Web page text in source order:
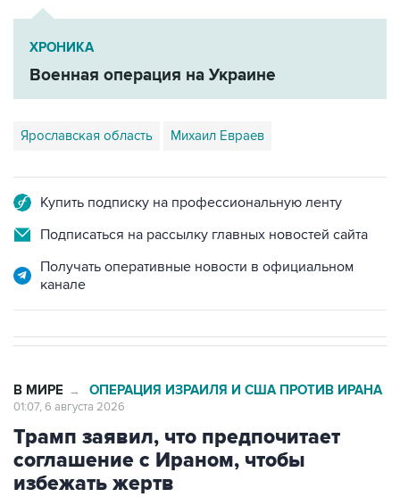
ХРОНИКА
Военная операция на Украине
Ярославская область Михаил Евраев
Купить подписку на профессиональную ленту
Подписаться на рассылку главных новостей сайта
Получать оперативные новости в официальном
канале
В МИРЕ → ОПЕРАЦИЯ ИЗРАИЛЯ И США ПРОТИВ ИРАНА
01:07, 6 августа 2026
Трамп заявил, что предпочитает
соглашение с Ираном, чтобы
избежать жертв